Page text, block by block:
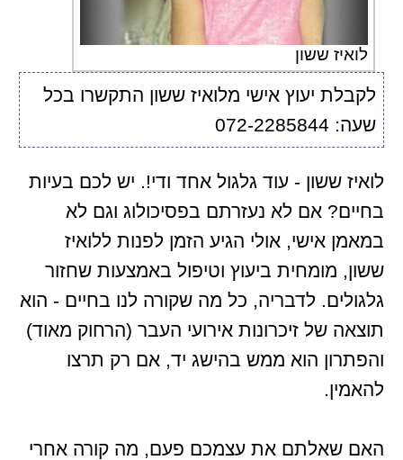
לואיז ששון
לקבלת יעוץ אישי מלואיז ששון התקשרו בכל
שעה: 072-2285844
לואיז ששון - עוד גלגול אחד ודי!. יש לכם בעיות
בחיים? אם לא נעזרתם בפסיכולוג וגם לא
במאמן אישי, אולי הגיע הזמן לפנות ללואיז
ששון, מומחית ביעוץ וטיפול באמצעות שחזור
גלגולים. לדבריה, כל מה שקורה לנו בחיים - הוא
תוצאה של זיכרונות אירועי העבר (הרחוק מאוד)
והפתרון הוא ממש בהישג יד, אם רק תרצו
להאמין.
האם שאלתם את עצמכם פעם, מה קורה אחרי